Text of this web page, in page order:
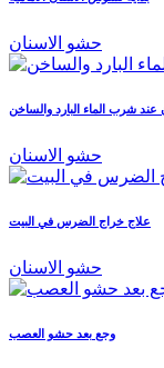
حشو الاسنان
عند شرب الماء البارد والساخن
حشو الاسنان
علاج خراج الضرس في البيت
حشو الاسنان
وجع بعد حشو العصب